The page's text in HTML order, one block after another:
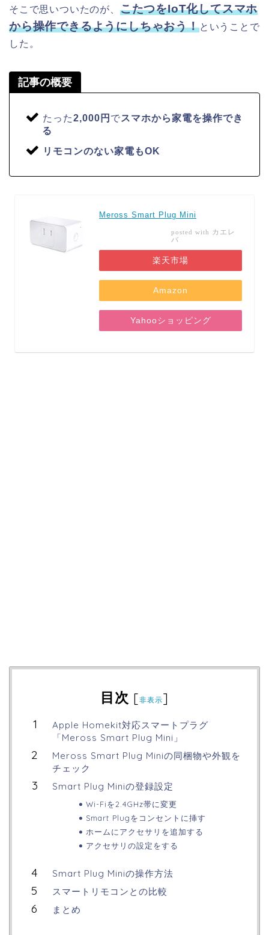
そこで思いついたのが、 こたつをIoT化してスマホ
から操作できるようにしちゃおう！ということで
した。
記事の概要
たった2,000円 でスマホから家電を操作でき
る
リモコンのない家電もOK
Meross Smart Plug Mini
posted with カエレ
バ
楽天市場
Amazon
Yahooショッピング
目次 [非表示]
Apple Homekit対応スマートプラグ
「Meross Smart Plug Mini」
Meross Smart Plug Miniの同梱物や外観を
チェック
Smart Plug Miniの登録設定
Wi-Fiを2.4GHz帯に変更
Smart Plugをコンセントに挿す
ホームにアクセサリを追加する
アクセサリの設定をする
Smart Plug Miniの操作方法
スマートリモコンとの比較
まとめ